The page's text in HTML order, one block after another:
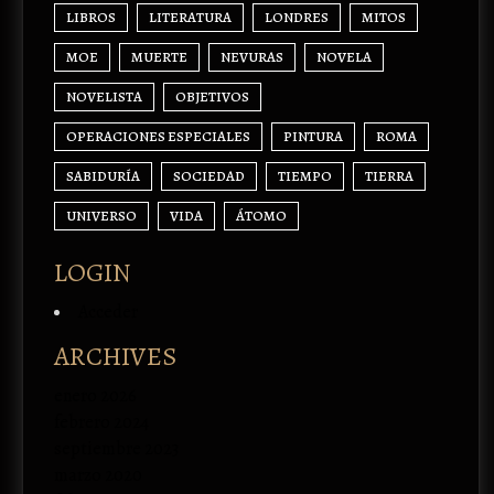
LIBROS LITERATURA LONDRES MITOS
MOE MUERTE NEVURAS NOVELA
NOVELISTA OBJETIVOS
OPERACIONES ESPECIALES PINTURA ROMA
SABIDURÍA SOCIEDAD TIEMPO TIERRA
UNIVERSO VIDA ÁTOMO
LOGIN
ARCHIVES